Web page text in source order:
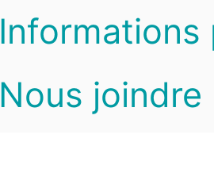
Informations
Nous joindre